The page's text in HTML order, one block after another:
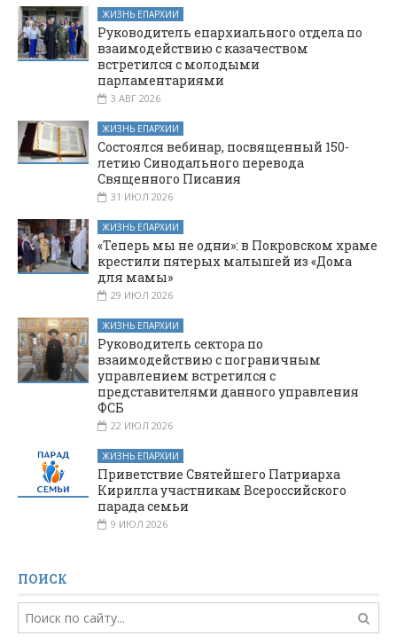
ЖИЗНЬ ЕПАРХИИ
Руководитель епархиального отдела по
взаимодействию с казачеством
встретился с молодыми
парламентариями
3 АВГ 2026
ЖИЗНЬ ЕПАРХИИ
Состоялся вебинар, посвященный 150-
летию Синодального перевода
Священного Писания
31 ИЮЛ 2026
ЖИЗНЬ ЕПАРХИИ
«Теперь мы не одни»: в Покровском храме
крестили пятерых малышей из «Дома
для мамы»
29 ИЮЛ 2026
ЖИЗНЬ ЕПАРХИИ
Руководитель сектора по
взаимодействию с пограничным
управлением встретился с
представителями данного управления
ФСБ
22 ИЮЛ 2026
ЖИЗНЬ ЕПАРХИИ
Приветствие Святейшего Патриарха
Кирилла участникам Всероссийского
парада семьи
9 ИЮЛ 2026
ПОИСК